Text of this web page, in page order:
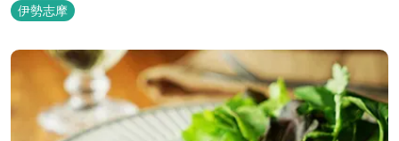
伊勢志摩